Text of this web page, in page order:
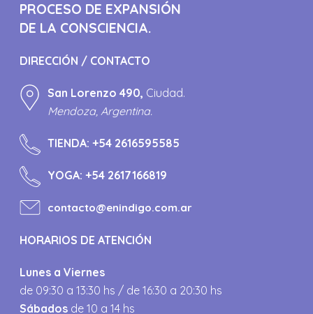
PROCESO DE EXPANSIÓN
DE LA CONSCIENCIA.
DIRECCIÓN / CONTACTO
San Lorenzo 490, Ciudad.
Mendoza, Argentina.
TIENDA:+54 2616595585
YOGA:+54 2617166819
contacto@enindigo.com.ar
HORARIOS DE ATENCIÓN
Lunes a Viernes
de 09:30 a 13:30 hs / de 16:30 a 20:30 hs
Sábados de 10 a 14 hs